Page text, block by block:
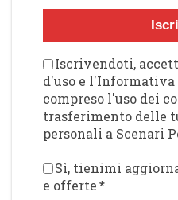
Iscrivendoti,
d'uso e
compreso l'uso dei
trasferimento delle
personali a Scenari
Sì, tienimi
e offerte*